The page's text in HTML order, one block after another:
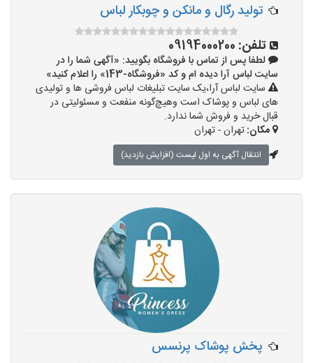
تولید رگال و مانکن و چوبکار لباس
تلفن: 09194000200
لطفا پس از تماس با فروشگاه بگویید: «آگهی شما را در
سایت لباس آرا دیده ام و کد «فروشگاه-143» را اعلام کنید»
سایت لباس آرا،یک سایت تبلیغات لباس فروشی ها و تولیدی
های لباس و پوشاک است وهیچ‌گونه منفعت و مسئولیتی در
قبال خرید و فروش شما ندارد.
مکان:تهران - تهران
انتقال آگهی به اول لیست (افزایش بازدید)
پخش پوشاک پرنسس